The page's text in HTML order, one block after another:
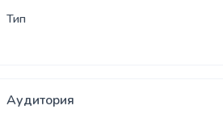
Тип
Аудитория